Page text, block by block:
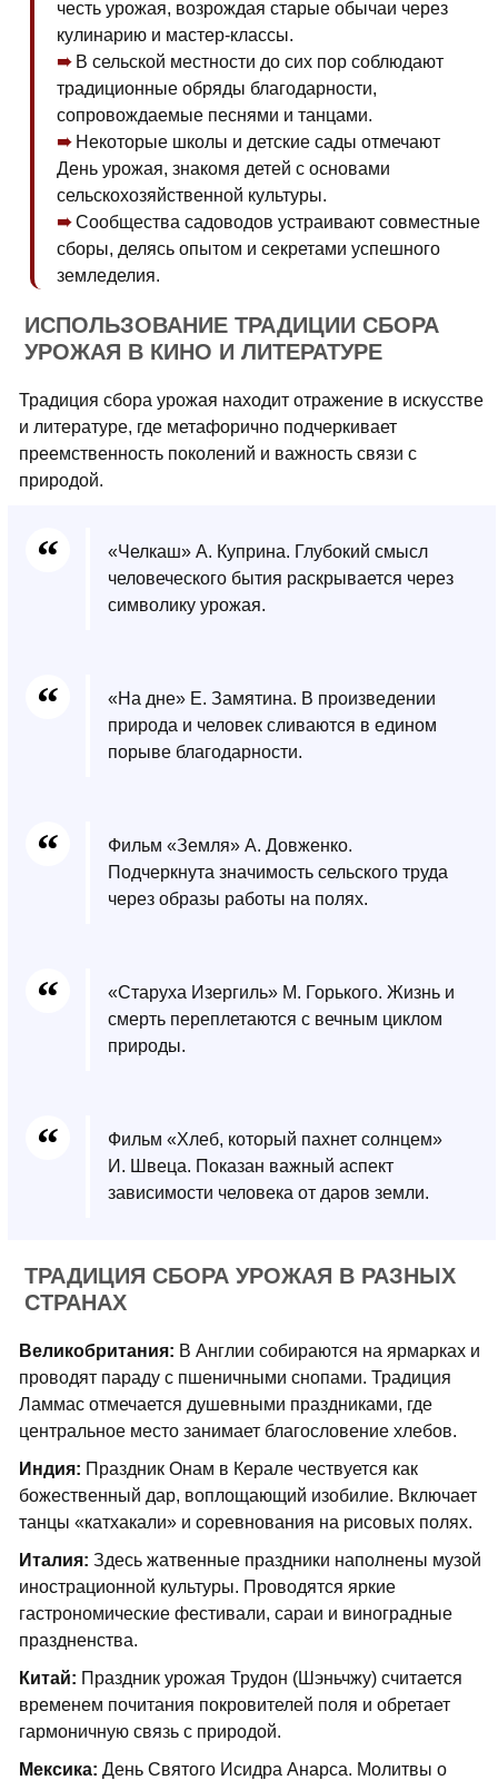
честь урожая, возрождая старые обычаи через
кулинарию и мастер-классы.
В сельской местности до сих пор соблюдают
традиционные обряды благодарности,
сопровождаемые песнями и танцами.
Некоторые школы и детские сады отмечают
День урожая, знакомя детей с основами
сельскохозяйственной культуры.
Сообщества садоводов устраивают совместные
сборы, делясь опытом и секретами успешного
земледелия.
ИСПОЛЬЗОВАНИЕ ТРАДИЦИИ СБОРА
УРОЖАЯ В КИНО И ЛИТЕРАТУРЕ
Традиция сбора урожая находит отражение в искусстве
и литературе, где метафорично подчеркивает
преемственность поколений и важность связи с
природой.
«Челкаш» А. Куприна. Глубокий смысл
человеческого бытия раскрывается через
символику урожая.
«На дне» Е. Замятина. В произведении
природа и человек сливаются в едином
порыве благодарности.
Фильм «Земля» А. Довженко.
Подчеркнута значимость сельского труда
через образы работы на полях.
«Старуха Изергиль» М. Горького. Жизнь и
смерть переплетаются с вечным циклом
природы.
Фильм «Хлеб, который пахнет солнцем»
И. Швеца. Показан важный аспект
зависимости человека от даров земли.
ТРАДИЦИЯ СБОРА УРОЖАЯ В РАЗНЫХ
СТРАНАХ
Великобритания: В Англии собираются на ярмарках и
проводят параду с пшеничными снопами. Традиция
Ламмас отмечается душевными праздниками, где
центральное место занимает благословение хлебов.
Индия: Праздник Онам в Керале чествуется как
божественный дар, воплощающий изобилие. Включает
танцы «катхакали» и соревнования на рисовых полях.
Италия: Здесь жатвенные праздники наполнены музой
инострационной культуры. Проводятся яркие
гастрономические фестивали, сараи и виноградные
праздненства.
Китай: Праздник урожая Трудон (Шэньчжу) считается
временем почитания покровителей поля и обретает
гармоничную связь с природой.
Мексика: День Святого Исидра Анарса. Молитвы о